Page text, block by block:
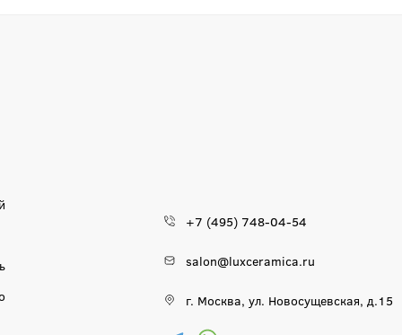
+7 (495) 748-04-54
salon@luxceramica.ru
г. Москва, ул. Новосущевская, д.15